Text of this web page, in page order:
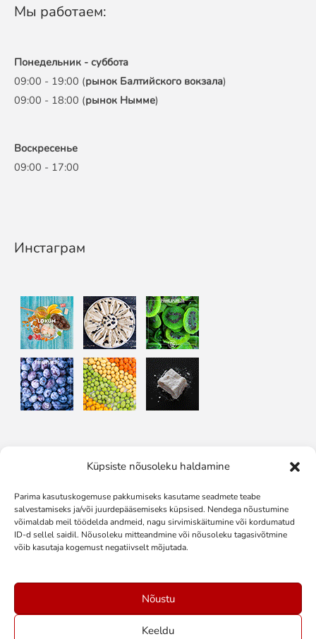
Küpsiste nõusoleku haldamine
Parima kasutuskogemuse pakkumiseks kasutame seadmete teabe
salvestamiseks ja/või juurdepääsemiseks küpsised. Nendega nõustumine
võimaldab meil töödelda andmeid, nagu sirvimiskäitumine või kordumatud
ID-d sellel saidil. Nõusoleku mitteandmine või nõusoleku tagasivõtmine
võib kasutaja kogemust negatiivselt mõjutada.
Nõustu
Keeldu
Мы работаем:
Понедельник - суббота
09:00 - 19:00 (рынок Балтийского вокзала)
09:00 - 18:00 (рынок Нымме)
Воскресенье
09:00 - 17:00
Инстаграм
Подписывайтесь на нас в: